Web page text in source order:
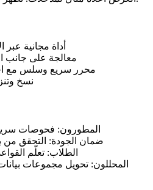
أداة مجانية
معالجة على جانب
محرر سريع وسلس مع
نسخ
المطورون: فحوصات
ضمان الجودة: التحقق من
الطلاب: تعلّم
المحللون: تحويل مجموعات